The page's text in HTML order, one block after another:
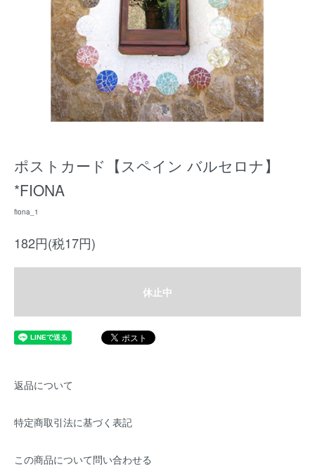
ポストカード【スペイン バルセロナ】
*FIONA
fiona_1
182円(税17円)
休止中
返品について
特定商取引法に基づく表記
この商品について問い合わせる